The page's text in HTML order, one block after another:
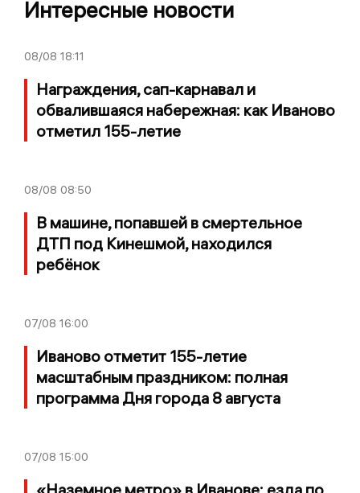
Интересные новости
08/08 18:11
Награждения, сап-карнавал и
обвалившаяся набережная: как Иваново
отметил 155-летие
08/08 08:50
В машине, попавшей в смертельное
ДТП под Кинешмой, находился
ребёнок
07/08 16:00
Иваново отметит 155-летие
масштабным праздником: полная
программа Дня города 8 августа
07/08 15:00